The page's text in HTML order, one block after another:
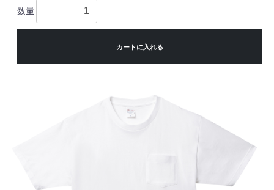
数量
カートに入れる